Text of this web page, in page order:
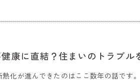
康に直結？住まいのトラブル
熱化が進んできたのはここ数年の話です